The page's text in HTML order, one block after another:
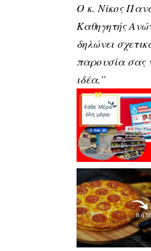
Ο κ. Νίκος
Καθηγητής
δηλώνει
παρουσία σας
ιδέα.”